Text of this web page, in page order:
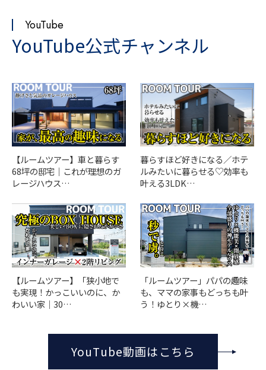
YouTube
YouTube公式チャンネル
【ルームツアー】車と暮らす
68坪の邸宅｜これが理想のガ
レージハウス…
暮らすほど好きになる／ホテ
ルみたいに暮らせる♡効率も
叶える3LDK…
【ルームツアー】「狭小地で
も実現！かっこいいのに、か
わいい家｜30…
「ルームツアー」パパの趣味
も、ママの家事もどっちも叶
う！ゆとり×機…
YouTube動画はこちら